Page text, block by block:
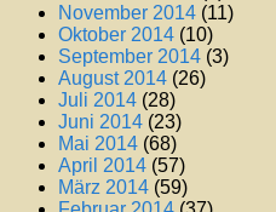
November 2014 (11)
Oktober 2014 (10)
September 2014 (3)
August 2014 (26)
Juli 2014 (28)
Juni 2014 (23)
Mai 2014 (68)
April 2014 (57)
März 2014 (59)